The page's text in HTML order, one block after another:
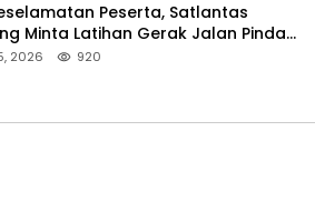
Peserta, Satlantas
Minta Latihan Gerak Jalan Pindah
Aman
2026 920